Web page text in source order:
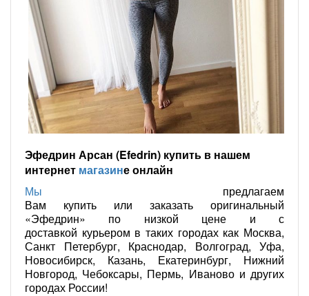
Эфедрин Арсан (Efedrin) купить в нашем
интернет магазине онлайн
Мы предлагаем
Вам купить или заказать оригинальный
«Эфедрин» по низкой цене и с
доставкой курьером в таких городах как Москва,
Санкт Петербург, Краснодар, Волгоград, Уфа,
Новосибирск, Казань, Екатеринбург, Нижний
Новгород, Чебоксары, Пермь, Иваново и других
городах России!